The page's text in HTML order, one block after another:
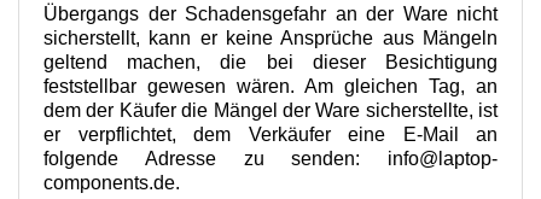
Übergangs der Schadensgefahr an der Ware nicht
sicherstellt, kann er keine Ansprüche aus Mängeln
geltend machen, die bei dieser Besichtigung
feststellbar gewesen wären. Am gleichen Tag, an
dem der Käufer die Mängel der Ware sicherstellte, ist
er verpflichtet, dem Verkäufer eine E-Mail an
folgende Adresse zu senden: info@laptop-
components.de.